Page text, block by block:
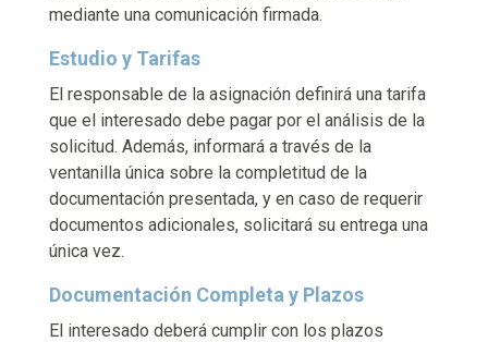
mediante una comunicación firmada.
Estudio y Tarifas
El responsable de la asignación definirá una tarifa
que el interesado debe pagar por el análisis de la
solicitud. Además, informará a través de la
ventanilla única sobre la completitud de la
documentación presentada, y en caso de requerir
documentos adicionales, solicitará su entrega una
única vez.
Documentación Completa y Plazos
El interesado deberá cumplir con los plazos